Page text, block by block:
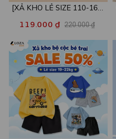
[XẢ KHO LẺ SIZE 110-160]
mẫu - Áo trẻ em từ 15-42kg
- Loza Kids XPL001
119.000 ₫ 220.000 ₫